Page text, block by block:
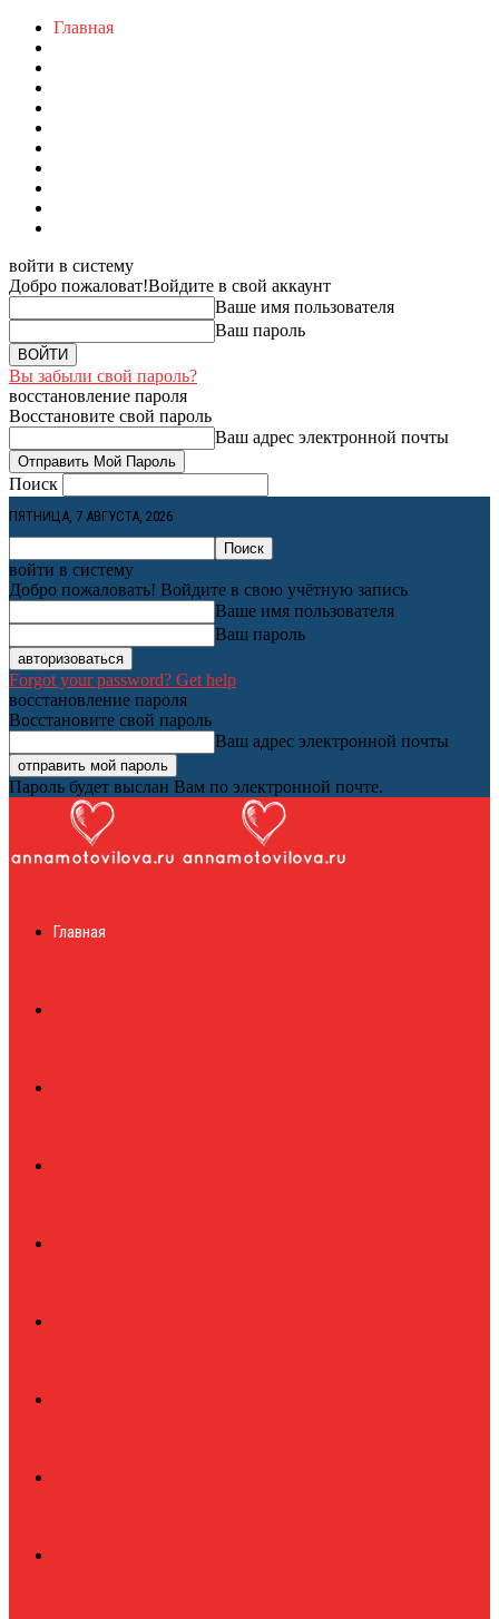
Главная
войти в систему
Добро пожаловат!Войдите в свой аккаунт
Ваше имя пользователя
Ваш пароль
Вы забыли свой пароль?
восстановление пароля
Восстановите свой пароль
Ваш адрес электронной почты
Поиск
ПЯТНИЦА, 7 АВГУСТА, 2026
войти в систему
Добро пожаловать! Войдите в свою учётную запись
Ваше имя пользователя
Ваш пароль
Forgot your password? Get help
восстановление пароля
Восстановите свой пароль
Ваш адрес электронной почты
Пароль будет выслан Вам по электронной почте.
журналГлавная